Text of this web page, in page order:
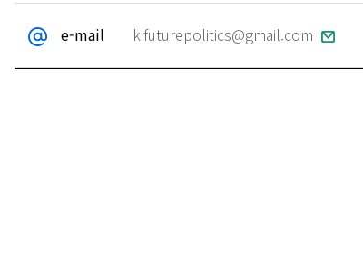
e-mail kifuturepolitics@gmail.com